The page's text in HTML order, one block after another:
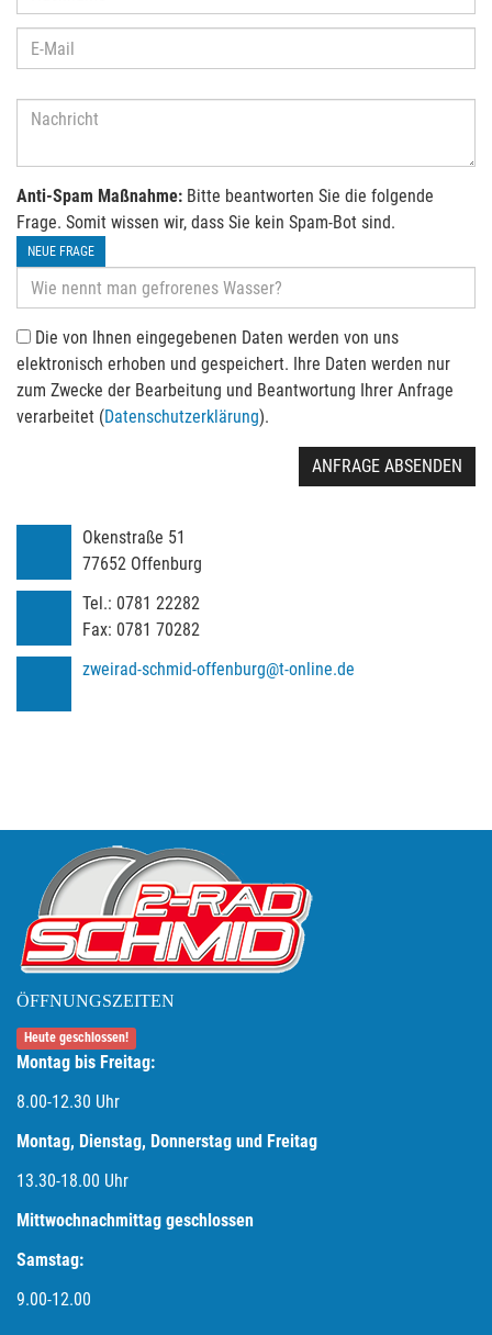
Anti-Spam Maßnahme: Bitte beantworten Sie die folgende
Frage. Somit wissen wir, dass Sie kein Spam-Bot sind.
NEUE FRAGE
Die von Ihnen eingegebenen Daten werden von uns
elektronisch erhoben und gespeichert. Ihre Daten werden nur
zum Zwecke der Bearbeitung und Beantwortung Ihrer Anfrage
verarbeitet (Datenschutzerklärung).
ANFRAGE ABSENDEN
Okenstraße 51
77652 Offenburg
Tel.: 0781 22282
Fax: 0781 70282
zweirad-schmid-offenburg@t-online.de
ÖFFNUNGSZEITEN
Heute geschlossen!
Montag bis Freitag:
8.00-12.30 Uhr
Montag, Dienstag, Donnerstag und Freitag
13.30-18.00 Uhr
Mittwochnachmittag geschlossen
Samstag:
9.00-12.00